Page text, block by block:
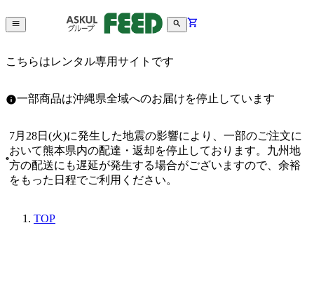
こちらはレンタル専用サイトです
一部商品は沖縄県全域へのお届けを停止しています
7月28日(火)に発生した地震の影響により、一部のご注文に
おいて熊本県内の配達・返却を停止しております。九州地
方の配送にも遅延が発生する場合がございますので、余裕
をもった日程でご利用ください。
TOP